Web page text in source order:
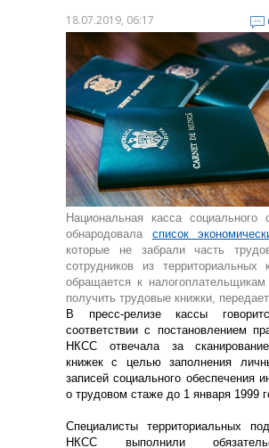
18.07.2019, 06:17
Национальная касса социального
обнародовала список
которые не забрали часть
сотрудников из
обращается к
получить трудовые книжки,
В пресс-релизе кассы
соответствии с постановлением
НКСС отвечала за
книжек с целью заполнения
записей социального обеспечения
о трудовом стаже до 1 января 1999
Специалисты территориальных
НКСС выполнили